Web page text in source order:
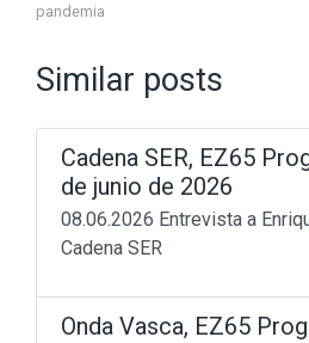
pandemia
Similar posts
Cadena SER, EZ65
de junio de 2026
08.06.2026 Entrevista a
Cadena SER
Onda Vasca, EZ65